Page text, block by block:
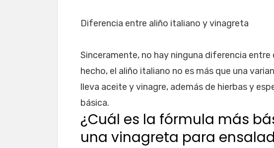
Diferencia entre aliño italiano y vinagreta
Sinceramente, no hay ninguna diferencia
hecho, el aliño italiano no es más que una
lleva aceite y vinagre, además de hierbas y
básica.
¿Cuál es la fórmula más
una vinagreta para